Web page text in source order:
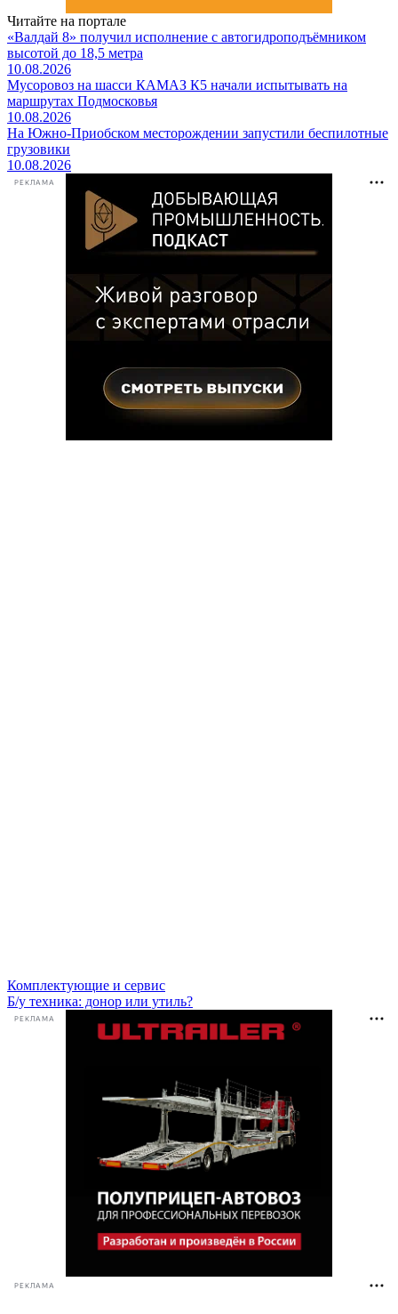
Читайте на портале
«Валдай 8» получил исполнение с автогидроподъёмником
высотой до 18,5 метра
10.08.2026
Мусоровоз на шасси КАМАЗ К5 начали испытывать на
маршрутах Подмосковья
10.08.2026
На Южно-Приобском месторождении запустили беспилотные
грузовики
10.08.2026
РЕКЛАМА
Комплектующие и сервис
Б/у техника: донор или утиль?
РЕКЛАМА
РЕКЛАМА